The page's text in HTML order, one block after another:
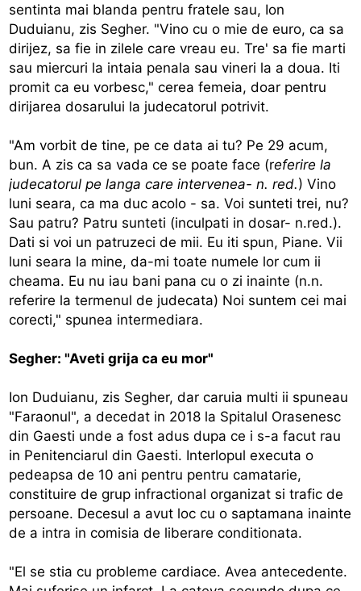
sentinta mai blanda pentru fratele sau, Ion
Duduianu, zis Segher. "Vino cu o mie de euro, ca sa
dirijez, sa fie in zilele care vreau eu. Tre' sa fie marti
sau miercuri la intaia penala sau vineri la a doua. Iti
promit ca eu vorbesc," cerea femeia, doar pentru
dirijarea dosarului la judecatorul potrivit.
"Am vorbit de tine, pe ce data ai tu? Pe 29 acum,
bun. A zis ca sa vada ce se poate face (referire la
judecatorul pe langa care intervenea- n. red.) Vino
luni seara, ca ma duc acolo - sa. Voi sunteti trei, nu?
Sau patru? Patru sunteti (inculpati in dosar- n.red.).
Dati si voi un patruzeci de mii. Eu iti spun, Piane. Vii
luni seara la mine, da-mi toate numele lor cum ii
cheama. Eu nu iau bani pana cu o zi inainte (n.n.
referire la termenul de judecata) Noi suntem cei mai
corecti," spunea intermediara.
Segher: "Aveti grija ca eu mor"
Ion Duduianu, zis Segher, dar caruia multi ii spuneau
"Faraonul", a decedat in 2018 la Spitalul Orasenesc
din Gaesti unde a fost adus dupa ce i s-a facut rau
in Penitenciarul din Gaesti. Interlopul executa o
pedeapsa de 10 ani pentru pentru camatarie,
constituire de grup infractional organizat si trafic de
persoane. Decesul a avut loc cu o saptamana inainte
de a intra in comisia de liberare conditionata.
"El se stia cu probleme cardiace. Avea antecedente.